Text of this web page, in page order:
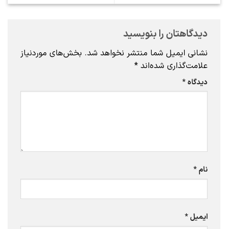
دیدگاهتان را بنویسید
نشانی ایمیل شما منتشر نخواهد شد. بخش‌های موردنیاز
علامت‌گذاری شده‌اند *
دیدگاه*
نام*
ایمیل*